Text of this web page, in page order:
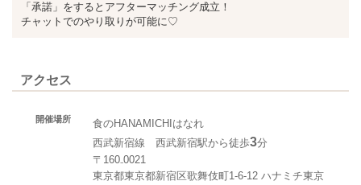
「承諾」をするとアフターマッチング成立！
チャットでのやり取りが可能に♡
アクセス
開催場所
食のHANAMICHIはなれ
西武新宿線 西武新宿駅から徒歩3分
〒160₋0021
東京都東京都新宿区歌舞伎町1-6-12 ハナミチ東京